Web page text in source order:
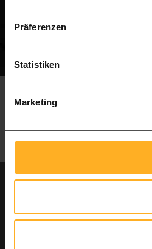
Präferenzen
Statistiken
Marketing
Hardhout Discount